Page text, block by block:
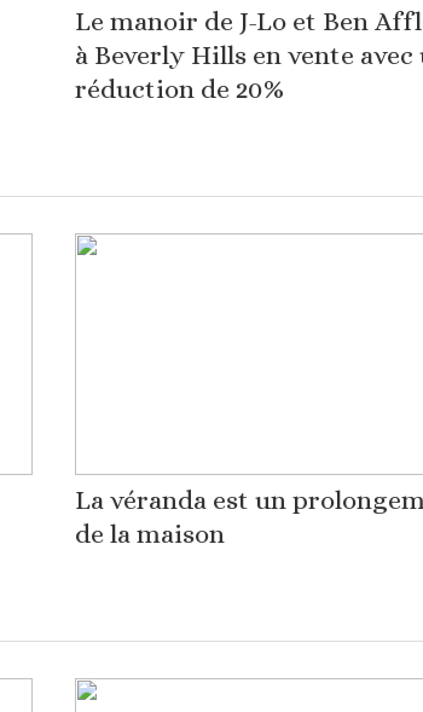
Le manoir de J-Lo et Ben
à Beverly Hills en vente avec
réduction de 20%
La véranda est un
de la maison